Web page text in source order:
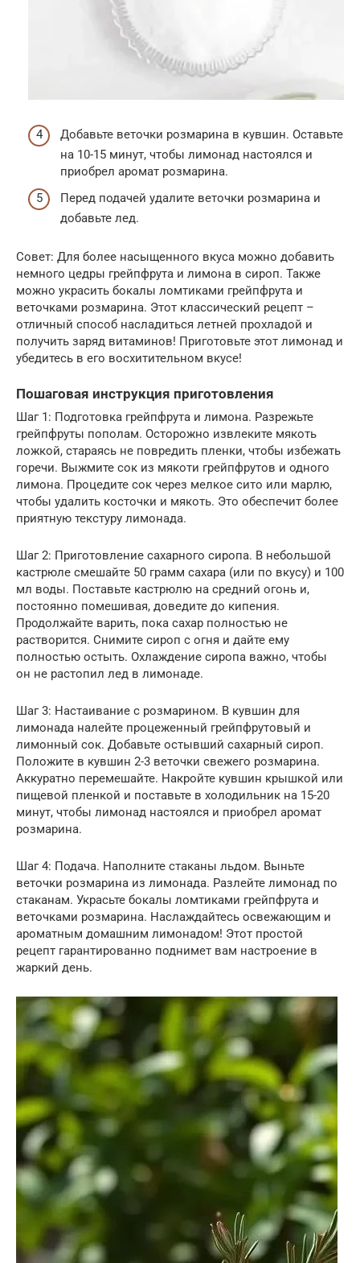
Добавьте веточки розмарина в кувшин. Оставьте
на 10-15 минут, чтобы лимонад настоялся и
приобрел аромат розмарина.
Перед подачей удалите веточки розмарина и
добавьте лед.
Совет: Для более насыщенного вкуса можно добавить
немного цедры грейпфрута и лимона в сироп. Также
можно украсить бокалы ломтиками грейпфрута и
веточками розмарина. Этот классический рецепт –
отличный способ насладиться летней прохладой и
получить заряд витаминов! Приготовьте этот лимонад и
убедитесь в его восхитительном вкусе!
Пошаговая инструкция приготовления
Шаг 1: Подготовка грейпфрута и лимона. Разрежьте
грейпфруты пополам. Осторожно извлеките мякоть
ложкой, стараясь не повредить пленки, чтобы избежать
горечи. Выжмите сок из мякоти грейпфрутов и одного
лимона. Процедите сок через мелкое сито или марлю,
чтобы удалить косточки и мякоть. Это обеспечит более
приятную текстуру лимонада.
Шаг 2: Приготовление сахарного сиропа. В небольшой
кастрюле смешайте 50 грамм сахара (или по вкусу) и 100
мл воды. Поставьте кастрюлю на средний огонь и,
постоянно помешивая, доведите до кипения.
Продолжайте варить, пока сахар полностью не
растворится. Снимите сироп с огня и дайте ему
полностью остыть. Охлаждение сиропа важно, чтобы
он не растопил лед в лимонаде.
Шаг 3: Настаивание с розмарином. В кувшин для
лимонада налейте процеженный грейпфрутовый и
лимонный сок. Добавьте остывший сахарный сироп.
Положите в кувшин 2-3 веточки свежего розмарина.
Аккуратно перемешайте. Накройте кувшин крышкой или
пищевой пленкой и поставьте в холодильник на 15-20
минут, чтобы лимонад настоялся и приобрел аромат
розмарина.
Шаг 4: Подача. Наполните стаканы льдом. Выньте
веточки розмарина из лимонада. Разлейте лимонад по
стаканам. Украсьте бокалы ломтиками грейпфрута и
веточками розмарина. Наслаждайтесь освежающим и
ароматным домашним лимонадом! Этот простой
рецепт гарантированно поднимет вам настроение в
жаркий день.